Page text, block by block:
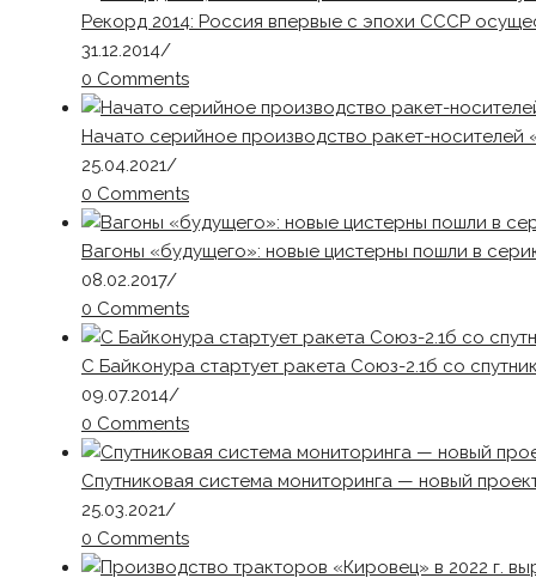
Рекорд 2014: Россия впервые с эпохи СССР
31.12.2014/
0 Comments
Начато серийное производство ракет-носителей
25.04.2021/
0 Comments
Вагоны «будущего»: новые цистерны пошли в
08.02.2017/
0 Comments
С Байконура стартует ракета Союз-2.1б со
09.07.2014/
0 Comments
Спутниковая система мониторинга — новый
25.03.2021/
0 Comments